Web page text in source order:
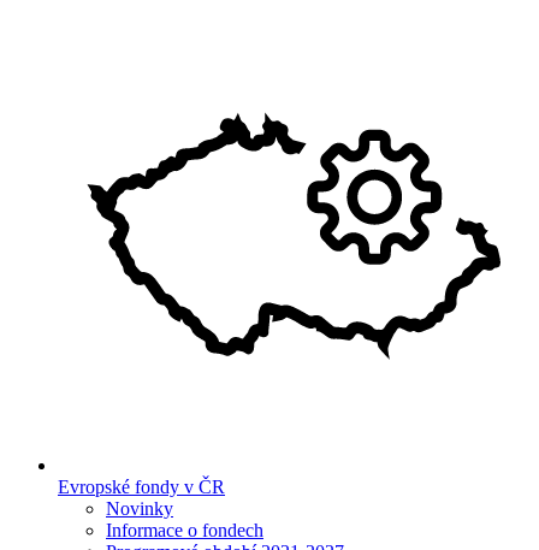
Evropské fondy v ČR
Novinky
Informace o fondech